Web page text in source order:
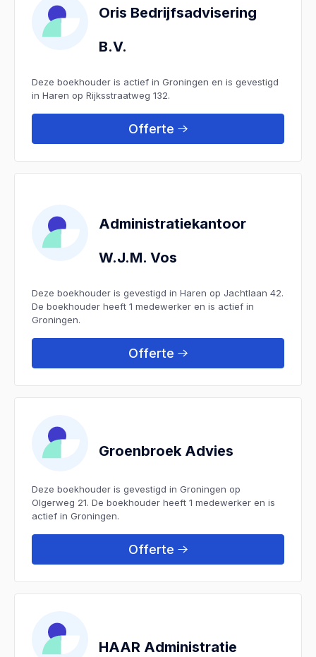
Oris Bedrijfsadvisering
B.V.
Deze boekhouder is actief in Groningen en is gevestigd
in Haren op Rijksstraatweg 132.
Offerte
Administratiekantoor
W.J.M. Vos
Deze boekhouder is gevestigd in Haren op Jachtlaan 42.
De boekhouder heeft 1 medewerker en is actief in
Groningen.
Offerte
Groenbroek Advies
Deze boekhouder is gevestigd in Groningen op
Olgerweg 21. De boekhouder heeft 1 medewerker en is
actief in Groningen.
Offerte
HAAR Administratie